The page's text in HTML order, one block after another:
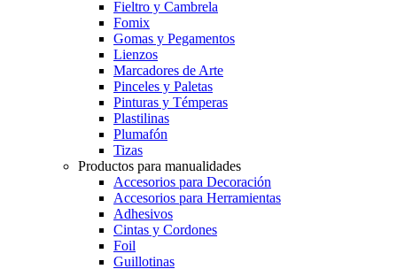
Fieltro y Cambrela
Fomix
Gomas y Pegamentos
Lienzos
Marcadores de Arte
Pinceles y Paletas
Pinturas y Témperas
Plastilinas
Plumafón
Tizas
Productos para manualidades
Accesorios para Decoración
Accesorios para Herramientas
Adhesivos
Cintas y Cordones
Foil
Guillotinas